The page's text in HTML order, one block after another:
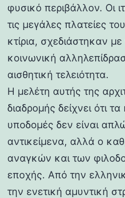
φυσικό περιβάλλον. Οι
τις μεγάλες πλατείες
κτίρια, σχεδιάστηκαν
κοινωνική
αισθητική τελειότητα.
Η μελέτη αυτής της
διαδρομής δείχνει ότι τα
υποδομές δεν είναι
αντικείμενα, αλλά ο
αναγκών και των
εποχής. Από την
την ενετική αμυντική